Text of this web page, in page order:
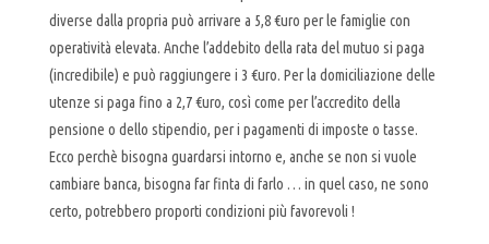
diverse dalla propria può arrivare a 5,8 €uro per le famiglie con
operatività elevata. Anche l’addebito della rata del mutuo si paga
(incredibile) e può raggiungere i 3 €uro. Per la domiciliazione delle
utenze si paga fino a 2,7 €uro, così come per l’accredito della
pensione o dello stipendio, per i pagamenti di imposte o tasse.
Ecco perchè bisogna guardarsi intorno e, anche se non si vuole
cambiare banca, bisogna far finta di farlo … in quel caso, ne sono
certo, potrebbero proporti condizioni più favorevoli !